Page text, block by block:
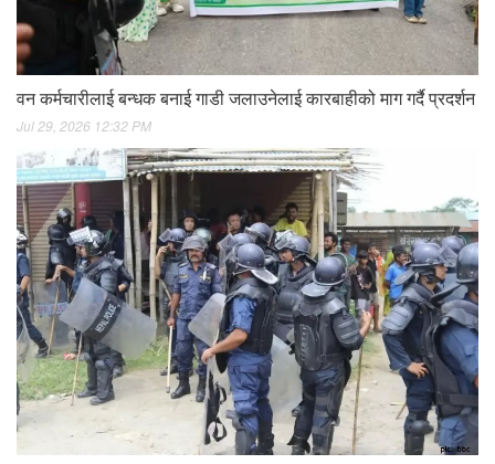
वन कर्मचारीलाई बन्धक बनाई गाडी जलाउनेलाई कारबाहीको माग गर्दै प्रदर्शन
Jul 29, 2026 12:32 PM